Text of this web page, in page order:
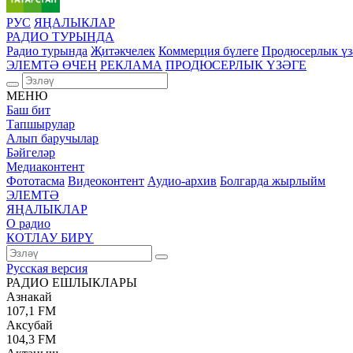
РУС ЯҢАЛЫКЛАР
РАДИО ТУРЫНДА
Радио турында Җитәкчелек Коммерция бүлеге Продюсерлык
ЭЛЕМТӘ ӨЧЕН РЕКЛАМА ПРОДЮСЕРЛЫК ҮЗӘГЕ
МЕНЮ
Баш бит
Тапшырулар
Алып баручылар
Бәйгеләр
Медиаконтент
Фототасма Видеоконтент Аудио-архив Болгарда жырлыйм
ЭЛЕМТӘ
ЯҢАЛЫКЛАР
О радио
КОТЛАУ БИРҮ
Русская версия
РАДИО ЕШЛЫКЛАРЫ
Азнакай
107,1 FM
Аксубай
104,3 FM